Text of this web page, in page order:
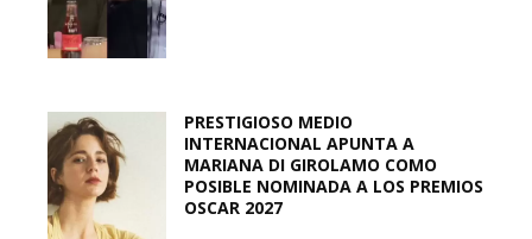
PRESTIGIOSO MEDIO
INTERNACIONAL APUNTA A
MARIANA DI GIROLAMO COMO
POSIBLE NOMINADA A LOS PREMIOS
OSCAR 2027